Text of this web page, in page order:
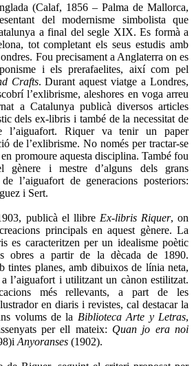
(Calaf, 1856 – Palma de Mallorca,
del modernisme simbolista que
a final del segle XIX. Es formà a
tot completant els seus estudis amb
Fou precisament a Anglaterra on es
i els prerafaelites, així com pel
Crafts. Durant aquest viatge a Londres,
l’exlibrisme, aleshores en voga arreu
a Catalunya publicà diversos articles
dels ex-libris i també de la necessitat de
l’aiguafort. Riquer va tenir un paper
de l’exlibrisme. No només per tractar-se
promoure aquesta disciplina. També fou
gènere i mestre d’alguns dels grans
l’aiguafort de generacions posteriors:
i Sert.
publicà el llibre Ex-libris Riquer, on
principals en aquest gènere. La
es caracteritzen per un idealisme poètic
obres a partir de la dècada de 1890.
tintes planes, amb dibuixos de línia neta,
l’aiguafort i utilitzant un cànon estilitzat.
més rellevants, a part de les
en diaris i revistes, cal destacar la
volums de la Biblioteca Arte y Letras,
per ell mateix: Quan jo era noi
Anyoranses (1902).